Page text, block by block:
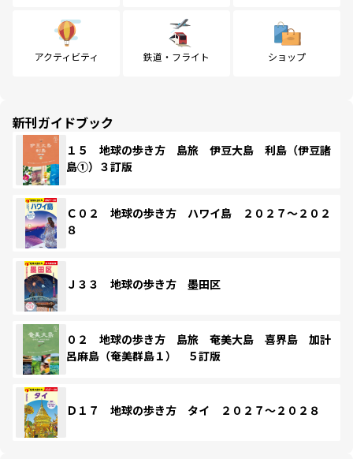
アクティビティ 鉄道・フライト ショップ
新刊ガイドブック
１５ 地球の歩き方 島旅 伊豆大島 利島（伊豆諸
島①）３訂版
Ｃ０２ 地球の歩き方 ハワイ島 ２０２７～２０２
８
Ｊ３３ 地球の歩き方 墨田区
０２ 地球の歩き方 島旅 奄美大島 喜界島 加計
呂麻島（奄美群島１） ５訂版
Ｄ１７ 地球の歩き方 タイ ２０２７～２０２８